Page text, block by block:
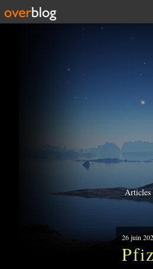
Articles
26 juin